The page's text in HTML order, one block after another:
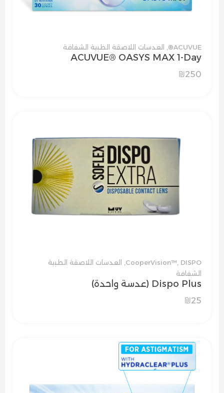
ACUVUE® العدسات اللاصقة الطبية الشفافة
ACUVUE® OASYS MAX 1-Day
₪250
CooperVision™ DISPO
العدسات اللاصقة الطبية
الشفافة
Dispo Plus (عدسة واحدة)
₪25